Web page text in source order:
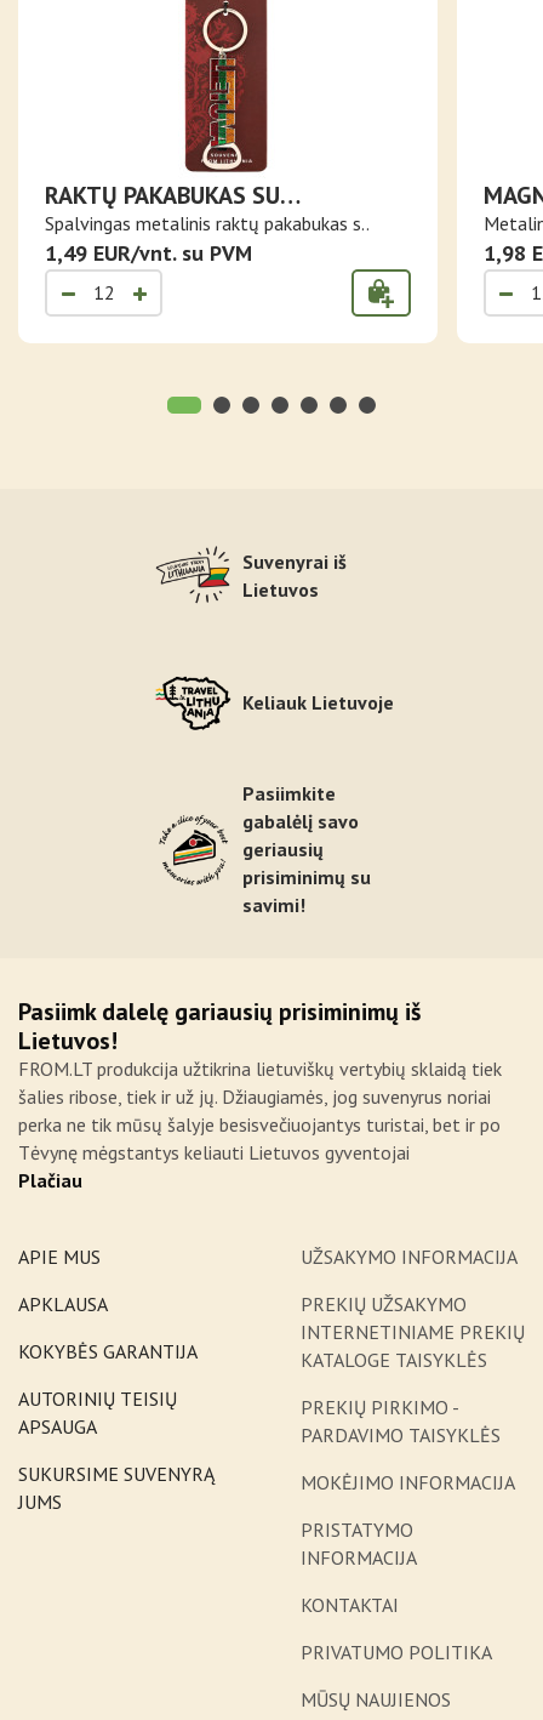
RAKTŲ PAKABUKAS SU
ATIDARYTUVU LIETUVA
Spalvingas metalinis raktų pakabukas s..
1,49 EUR/vnt. su PVM 1,98
Suvenyrai iš
Lietuvos
Keliauk Lietuvoje
Pasiimkite
gabalėlį savo
geriausių
prisiminimų su
savimi!
Pasiimk dalelę gariausių prisiminimų iš
Lietuvos!
FROM.LT produkcija užtikrina lietuviškų vertybių sklaidą tiek
šalies ribose, tiek ir už jų. Džiaugiamės, jog suvenyrus noriai
perka ne tik mūsų šalyje besisvečiuojantys turistai, bet ir po
Tėvynę mėgstantys keliauti Lietuvos gyventojai
Plačiau
APIE MUS
APKLAUSA
KOKYBĖS GARANTIJA
AUTORINIŲ TEISIŲ
APSAUGA
SUKURSIME SUVENYRĄ
JUMS
UŽSAKYMO INFORMACIJA
PREKIŲ UŽSAKYMO
INTERNETINIAME PREKIŲ
KATALOGE TAISYKLĖS
PREKIŲ PIRKIMO -
PARDAVIMO TAISYKLĖS
MOKĖJIMO INFORMACIJA
PRISTATYMO
INFORMACIJA
KONTAKTAI
PRIVATUMO POLITIKA
MŪSŲ NAUJIENOS